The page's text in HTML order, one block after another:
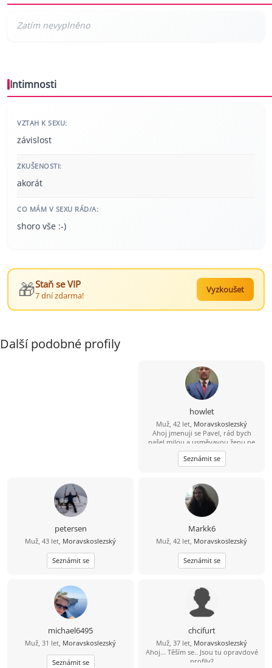
Intimnosti
VZTAH K SEXU:
závislost
ZKUŠENOSTI:
akorát
CO MÁM V SEXU RÁD/A:
shoro vše :-)
🎁Staň se VIP
7 dní zdarma!
Vyzkoušet
Další podobné profily
howlet
Muž, 42 let, Moravskoslezský
Ahoj jmenuji se Pavel, rád bych
našel milou a usměvavou ženu ne
jen na pokec ale pokud možno i na
vážný vztah mezi 26 a 49 lety, pokud
budeš chtít ozvi se, budu moc rád
Seznámit se
petersen
Muž, 43 let, Moravskoslezský
Seznámit se
Markk6
Muž, 42 let, Moravskoslezský
Seznámit se
michael6495
Muž, 31 let, Moravskoslezský
Seznámit se
chcifurt
Muž, 37 let, Moravskoslezský
Ahoj... Těším se.. Jsou tu opravdové
profily?